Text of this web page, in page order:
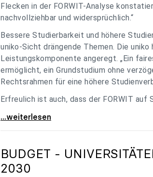
Flecken in der FORWIT-Analyse
nachvollziehbar und widersprüchlich.“
Bessere Studierbarkeit und höhere
uniko-Sicht drängende Themen. Die
Leistungskomponente angeregt. „Ein
ermöglicht, ein Grundstudium ohne
Rechtsrahmen für eine höhere
Erfreulich ist auch, dass der FORWIT
uniko zu FORWIT-Analyse: Wichtige
...weiterlesen
BUDGET -
2030